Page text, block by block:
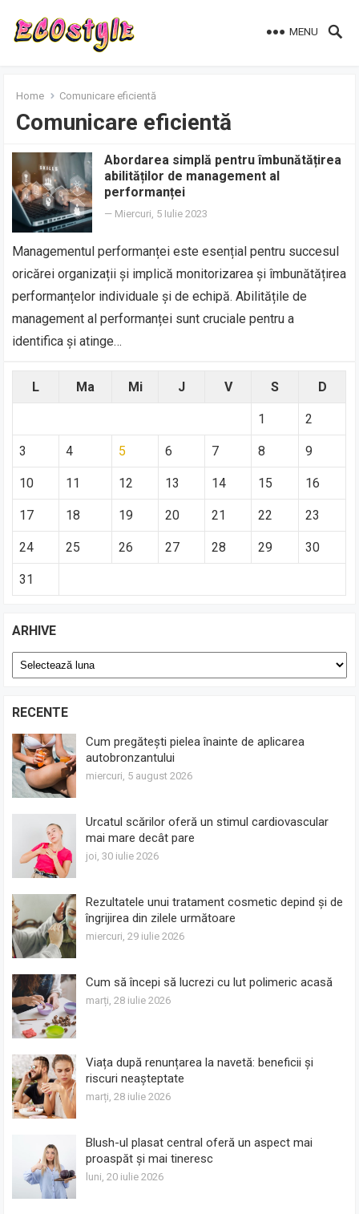
MENU
Home Comunicare eficientă
Comunicare eficientă
Abordarea simplă pentru îmbunătățirea
abilităților de management al
performanței
— Miercuri, 5 Iulie 2023
Managementul performanței este esențial pentru succesul
oricărei organizații și implică monitorizarea și îmbunătățirea
performanțelor individuale și de echipă. Abilitățile de
management al performanței sunt cruciale pentru a
identifica și atinge…
L Ma Mi J V S D
1 2
3 4 5 6 7 8 9
10 11 12 13 14 15 16
17 18 19 20 21 22 23
24 25 26 27 28 29 30
31
ARHIVE
Arhive
RECENTE
Cum pregătești pielea înainte de aplicarea
autobronzantului
miercuri, 5 august 2026
Urcatul scărilor oferă un stimul cardiovascular
mai mare decât pare
joi, 30 iulie 2026
Rezultatele unui tratament cosmetic depind și de
îngrijirea din zilele următoare
miercuri, 29 iulie 2026
Cum să începi să lucrezi cu lut polimeric acasă
marți, 28 iulie 2026
Viața după renunțarea la navetă: beneficii și
riscuri neașteptate
marți, 28 iulie 2026
Blush-ul plasat central oferă un aspect mai
proaspăt și mai tineresc
luni, 20 iulie 2026